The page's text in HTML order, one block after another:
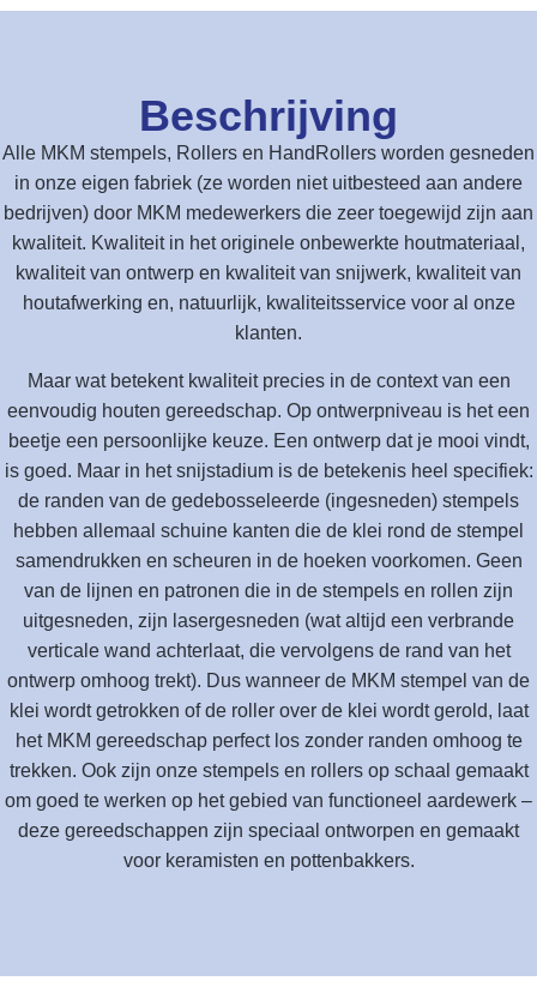
Beschrijving
Alle MKM stempels, Rollers en HandRollers worden gesneden
in onze eigen fabriek (ze worden niet uitbesteed aan andere
bedrijven) door MKM medewerkers die zeer toegewijd zijn aan
kwaliteit. Kwaliteit in het originele onbewerkte houtmateriaal,
kwaliteit van ontwerp en kwaliteit van snijwerk, kwaliteit van
houtafwerking en, natuurlijk, kwaliteitsservice voor al onze
klanten.
Maar wat betekent kwaliteit precies in de context van een
eenvoudig houten gereedschap. Op ontwerpniveau is het een
beetje een persoonlijke keuze. Een ontwerp dat je mooi vindt,
is goed. Maar in het snijstadium is de betekenis heel specifiek:
de randen van de gedebosseleerde (ingesneden) stempels
hebben allemaal schuine kanten die de klei rond de stempel
samendrukken en scheuren in de hoeken voorkomen. Geen
van de lijnen en patronen die in de stempels en rollen zijn
uitgesneden, zijn lasergesneden (wat altijd een verbrande
verticale wand achterlaat, die vervolgens de rand van het
ontwerp omhoog trekt). Dus wanneer de MKM stempel van de
klei wordt getrokken of de roller over de klei wordt gerold, laat
het MKM gereedschap perfect los zonder randen omhoog te
trekken. Ook zijn onze stempels en rollers op schaal gemaakt
om goed te werken op het gebied van functioneel aardewerk –
deze gereedschappen zijn speciaal ontworpen en gemaakt
voor keramisten en pottenbakkers.